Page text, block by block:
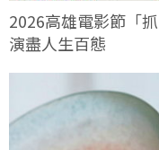
2026高雄電影節「
演盡人生百態